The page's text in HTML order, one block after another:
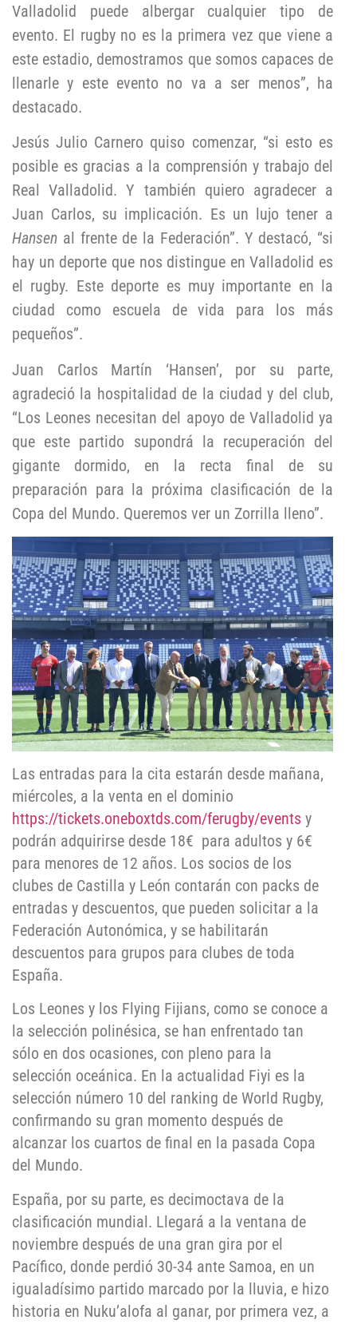
Valladolid puede albergar cualquier tipo de
evento. El rugby no es la primera vez que viene a
este estadio, demostramos que somos capaces de
llenarle y este evento no va a ser menos”, ha
destacado.
Jesús Julio Carnero quiso comenzar, “si esto es
posible es gracias a la comprensión y trabajo del
Real Valladolid. Y también quiero agradecer a
Juan Carlos, su implicación. Es un lujo tener a
Hansen al frente de la Federación”. Y destacó, “si
hay un deporte que nos distingue en Valladolid es
el rugby. Este deporte es muy importante en la
ciudad como escuela de vida para los más
pequeños”.
Juan Carlos Martín ‘Hansen’, por su parte,
agradeció la hospitalidad de la ciudad y del club,
“Los Leones necesitan del apoyo de Valladolid ya
que este partido supondrá la recuperación del
gigante dormido, en la recta final de su
preparación para la próxima clasificación de la
Copa del Mundo. Queremos ver un Zorrilla lleno”.
Las entradas para la cita estarán desde mañana,
miércoles, a la venta en el dominio
https://tickets.oneboxtds.com/ferugby/events y
podrán adquirirse desde 18€ para adultos y 6€
para menores de 12 años. Los socios de los
clubes de Castilla y León contarán con packs de
entradas y descuentos, que pueden solicitar a la
Federación Autonómica, y se habilitarán
descuentos para grupos para clubes de toda
España.
Los Leones y los Flying Fijians, como se conoce a
la selección polinésica, se han enfrentado tan
sólo en dos ocasiones, con pleno para la
selección oceánica. En la actualidad Fiyi es la
selección número 10 del ranking de World Rugby,
confirmando su gran momento después de
alcanzar los cuartos de final en la pasada Copa
del Mundo.
España, por su parte, es decimoctava de la
clasificación mundial. Llegará a la ventana de
noviembre después de una gran gira por el
Pacífico, donde perdió 30-34 ante Samoa, en un
igualadísimo partido marcado por la lluvia, e hizo
historia en Nuku’alofa al ganar, por primera vez, a